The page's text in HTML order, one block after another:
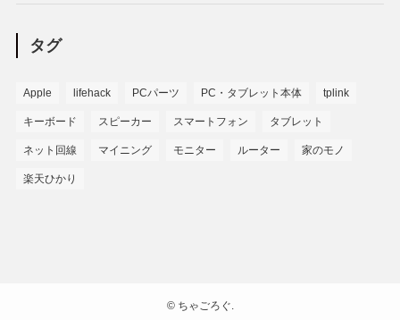
タグ
Apple lifehack PCパーツ PC・タブレット本体 tplink
キーボード スピーカー スマートフォン タブレット
ネット回線 マイニング モニター ルーター 家のモノ
楽天ひかり
©ちゃごろぐ.